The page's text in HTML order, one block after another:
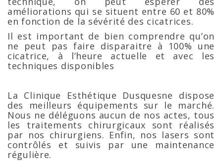
améliorations qui se situent entre 60 et 80%
en fonction de la sévérité des cicatrices.
Il est important de bien comprendre qu’on
ne peut pas faire disparaitre à 100% une
cicatrice, à l’heure actuelle et avec les
techniques disponibles
La Clinique Esthétique Dusquesne dispose
des meilleurs équipements sur le marché.
Nous ne déléguons aucun de nos actes, tous
les traitements chirurgicaux sont réalisés
par nos chirurgiens. Enfin, nos lasers sont
contrôlés et suivis par une maintenance
régulière.